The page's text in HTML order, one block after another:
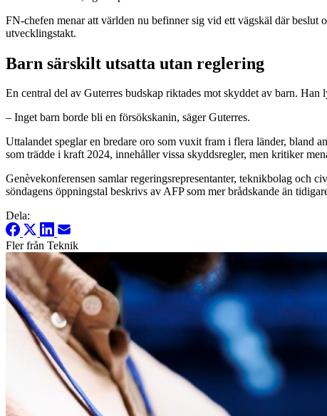
FN-chefen menar att världen nu befinner sig vid ett vägskäl där
utvecklingstakt.
Barn särskilt utsatta utan reglering
En central del av Guterres budskap riktades mot skyddet av barn.
– Inget barn borde bli en försökskanin, säger Guterres.
Uttalandet speglar en bredare oro som vuxit fram i flera länder, bland
som trädde i kraft 2024, innehåller vissa skyddsregler, men kritiker
Genèvekonferensen samlar regeringsrepresentanter, teknikbolag och
söndagens öppningstal beskrivs av AFP som mer brådskande än
Dela:
Fler från Teknik